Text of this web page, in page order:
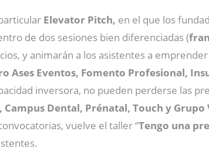
Elevator Pitch, en el que los
de dos sesiones bien diferenciadas (
y animarán a los asistentes a
Ases Eventos, Fomento Profesional,
inversora, no pueden perderse las
Dental, Prénatal, Touch y Grupo
vuelve el taller “Tengo una